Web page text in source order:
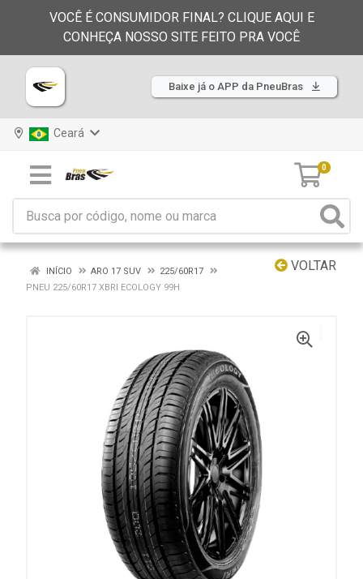
VOCÊ É CONSUMIDOR FINAL? CLIQUE AQUI E
CONHEÇA NOSSO SITE FEITO PRA VOCÊ
Baixe já o APP da PneuBras
Ceará
0
VOLTAR
INÍCIO ARO 17 SUV
225/60R17
PNEU 225/60R17 XBRI ECOLOGY 99H